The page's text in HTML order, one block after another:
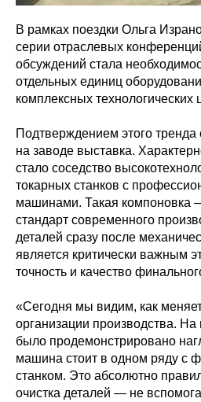
В рамках поездки Ольга
серии отраслевых
обсуждений стала
отдельных единиц
комплексных технологических
Подтверждением этого тренда
на заводе выставка.
стало соседство
токарных станков с
машинами. Такая компоновка
стандарт современного
деталей сразу после
является критически важным
точность и качество
«Сегодня мы видим, как
организации производства.
было продемонстрировано
машина стоит в одном ряду с
станком. Это абсолютно
очистка деталей — не